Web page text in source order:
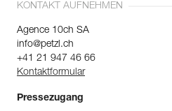
KONTAKT AUFNEHMEN
Agence 10ch SA
info@petzl.ch
+41 21 947 46 66
Kontaktformular
Pressezugang